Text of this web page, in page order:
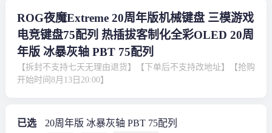
ROG夜魔Extreme 20周年版机械键盘 三模游戏
电竞键盘75配列 热插拔客制化全彩OLED 20周
年版 冰暴灰轴 PBT 75配列
【拆封不支持七天无理由退货】【下单后不支持改地址】【抢购
开始时间8月13日20:00】
已选 20周年版 冰暴灰轴 PBT 75配列